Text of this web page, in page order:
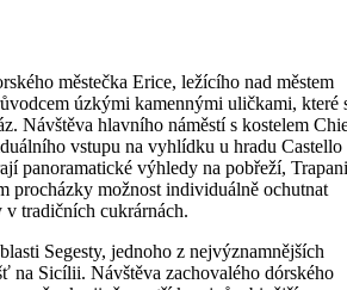
městečka Erice, ležícího nad městem
úzkými kamennými uličkami, které
Návštěva hlavního náměstí s kostelem
vstupu na vyhlídku u hradu Castello
panoramatické výhledy na pobřeží,
procházky možnost individuálně ochutnat
tradičních cukrárnách.
Segesty, jednoho z nejvýznamnějších
na Sicílii. Návštěva zachovalého dórského